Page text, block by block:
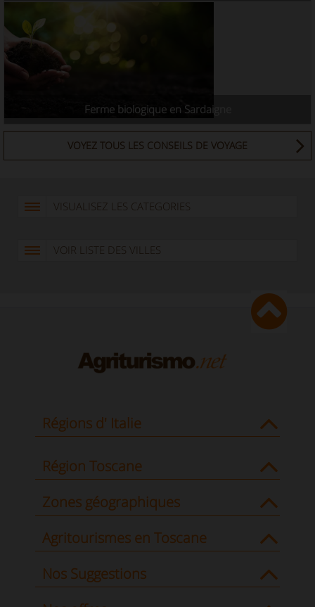
Ferme biologique en Sardaigne
VOYEZ TOUS LES CONSEILS DE VOYAGE
VISUALISEZ LES CATEGORIES
VOIR LISTE DES VILLES
Régions d' Italie
Région Toscane
Zones géographiques
Agritourismes en Toscane
Nos Suggestions